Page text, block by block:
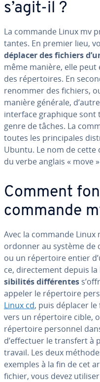
s’agit-il ?
La commande Linux mv
tantes. En premier lieu,
déplacer des fichiers
même manière, elle
des ré­per­toires. En
renommer des fichiers,
manière générale,
interface graphique sont
genre de tâches. La
toutes les prin­ci­pales
Ubuntu. Le nom de
du verbe anglais « move
Comment
commande
Avec la commande
ordonner au système de
ou un ré­per­toire entier
ce, di­rec­te­ment depuis
si­bi­li­tés dif­fé­rentes
appeler le ré­per­toire
Linux cd, puis déplacer
vers un ré­per­toire cible,
ré­per­toire personnel
d’effectuer le transfert à
travail. Les deux
exemples à la fin de cet
fichier, vous devez